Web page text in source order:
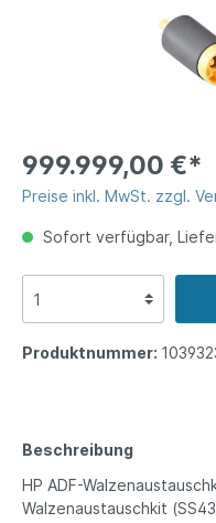
999.999,00 €*
Preise inkl. MwSt. zzgl.
Sofort verfügbar,
Produktnummer:
Beschreibung
HP ADF-
Walzenaustauschkit